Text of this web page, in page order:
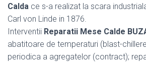
Calda ce s-a realizat la scara
Carl von Linde in 1876.
Interventii Reparatii Mese Calde
abatitoare de temperaturi (blast-
periodica a agregatelor (contract);